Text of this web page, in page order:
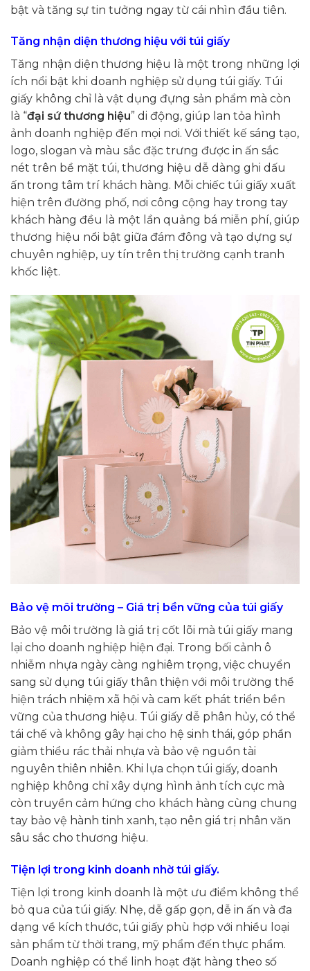
bật và tăng sự tin tưởng ngay từ cái nhìn đầu tiên.
Tăng nhận diện thương hiệu với túi giấy
Tăng nhận diện thương hiệu là một trong những lợi
ích nổi bật khi doanh nghiệp sử dụng túi giấy. Túi
giấy không chỉ là vật dụng đựng sản phẩm mà còn
là “đại sứ thương hiệu” di động, giúp lan tỏa hình
ảnh doanh nghiệp đến mọi nơi. Với thiết kế sáng tạo,
logo, slogan và màu sắc đặc trưng được in ấn sắc
nét trên bề mặt túi, thương hiệu dễ dàng ghi dấu
ấn trong tâm trí khách hàng. Mỗi chiếc túi giấy xuất
hiện trên đường phố, nơi công cộng hay trong tay
khách hàng đều là một lần quảng bá miễn phí, giúp
thương hiệu nổi bật giữa đám đông và tạo dựng sự
chuyên nghiệp, uy tín trên thị trường cạnh tranh
khốc liệt.
Bảo vệ môi trường – Giá trị bền vững của túi giấy
Bảo vệ môi trường là giá trị cốt lõi mà túi giấy mang
lại cho doanh nghiệp hiện đại. Trong bối cảnh ô
nhiễm nhựa ngày càng nghiêm trọng, việc chuyển
sang sử dụng túi giấy thân thiện với môi trường thể
hiện trách nhiệm xã hội và cam kết phát triển bền
vững của thương hiệu. Túi giấy dễ phân hủy, có thể
tái chế và không gây hại cho hệ sinh thái, góp phần
giảm thiểu rác thải nhựa và bảo vệ nguồn tài
nguyên thiên nhiên. Khi lựa chọn túi giấy, doanh
nghiệp không chỉ xây dựng hình ảnh tích cực mà
còn truyền cảm hứng cho khách hàng cùng chung
tay bảo vệ hành tinh xanh, tạo nên giá trị nhân văn
sâu sắc cho thương hiệu.
Tiện lợi trong kinh doanh nhờ túi giấy.
Tiện lợi trong kinh doanh là một ưu điểm không thể
bỏ qua của túi giấy. Nhẹ, dễ gấp gọn, dễ in ấn và đa
dạng về kích thước, túi giấy phù hợp với nhiều loại
sản phẩm từ thời trang, mỹ phẩm đến thực phẩm.
Doanh nghiệp có thể linh hoạt đặt hàng theo số